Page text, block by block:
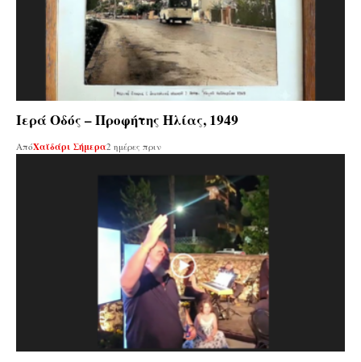
Ιερά Οδός – Προφήτης Ηλίας, 1949
ΑπόΧαϊδάρι Σήμερα2 ημέρες πριν